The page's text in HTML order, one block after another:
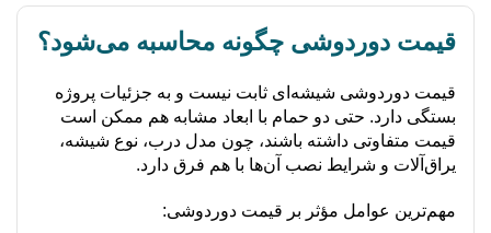
قیمت دوردوشی چگونه محاسبه می‌شود؟
قیمت دوردوشی شیشه‌ای ثابت نیست و به جزئیات پروژه
بستگی دارد. حتی دو حمام با ابعاد مشابه هم ممکن است
قیمت متفاوتی داشته باشند، چون مدل درب، نوع شیشه،
یراق‌آلات و شرایط نصب آن‌ها با هم فرق دارد.
مهم‌ترین عوامل مؤثر بر قیمت دوردوشی: